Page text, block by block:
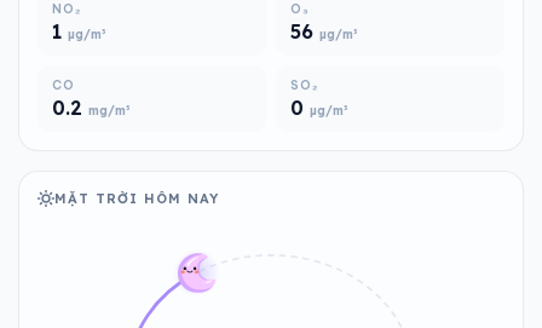
NO₂
1 µg/m³
O₃
56 µg/m³
CO
0.2 mg/m³
SO₂
0 µg/m³
MẶT TRỜI HÔM NAY